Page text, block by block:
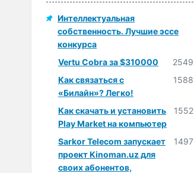
Интеллектуальная
собственность. Лучшие эссе
конкурса
Vertu Cobra за $310000
2549
Как связаться с
«Билайн»? Легко!
1588
Как скачать и установить
Play Market на компьютер
1552
Sarkor Telecom запускает
проект Kinoman.uz для
своих абонентов,
1497